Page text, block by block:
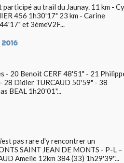
au trail du Jaunay. 11 km -
456 1h30'17" 23 km - Carine
et 3èmeV2F...
- 20 Benoit CERF 48'51" - 21
28 Didier TURCAUD 50'59" - 38
BEAL 1h20'01"...
pas rare d'y rencontrer un
SAINT JEAN DE MONTS - P-L –
Amelie 12km 384 (33) 1h29'39''...